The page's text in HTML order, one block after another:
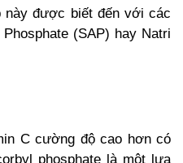
được biết đến với các
(SAP) hay Natri
C cường độ cao hơn có
phosphate là một lựa